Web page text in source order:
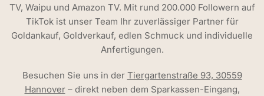
TV, Waipu und Amazon TV. Mit rund 200.000 Followern auf
TikTok ist unser Team Ihr zuverlässiger Partner für
Goldankauf, Goldverkauf, edlen Schmuck und individuelle
Anfertigungen.
Besuchen Sie uns in der Tiergartenstraße 93, 30559
Hannover– direkt neben dem Sparkassen-Eingang,